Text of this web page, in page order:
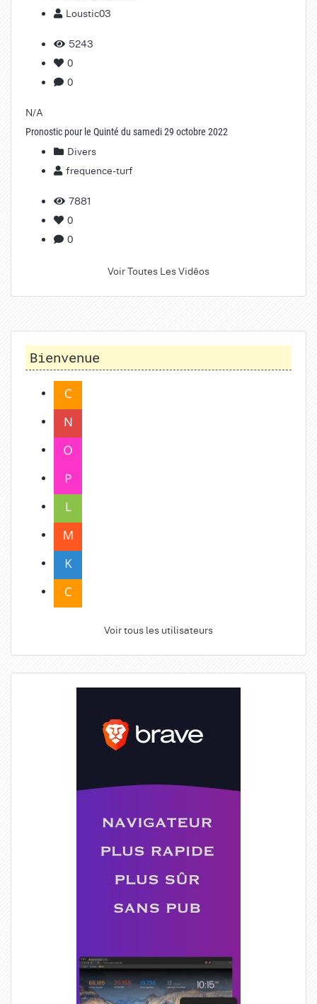
Loustic03
5243
0
0
N/A
Pronostic pour le Quinté du samedi 29 octobre 2022
Divers
frequence-turf
7881
0
0
Voir Toutes Les Vidéos
Bienvenue
Voir tous les utilisateurs